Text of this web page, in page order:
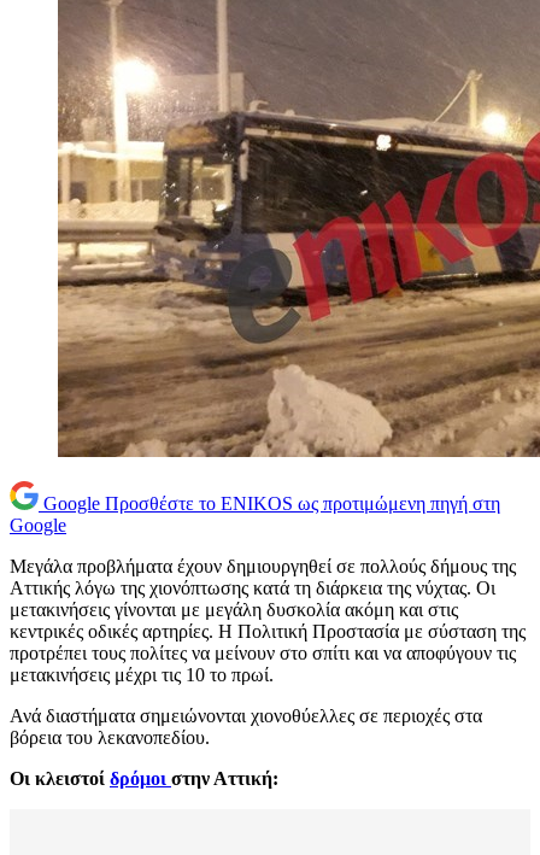
Google Προσθέστε το ENIKOS ως προτιμώμενη πηγή στη
Google
Μεγάλα προβλήματα έχουν δημιουργηθεί σε πολλούς δήμους της
Αττικής λόγω της χιονόπτωσης κατά τη διάρκεια της νύχτας. Οι
μετακινήσεις γίνονται με μεγάλη δυσκολία ακόμη και στις
κεντρικές οδικές αρτηρίες. Η Πολιτική Προστασία με σύσταση της
προτρέπει τους πολίτες να μείνουν στο σπίτι και να αποφύγουν τις
μετακινήσεις μέχρι τις 10 το πρωί.
Ανά διαστήματα σημειώνονται χιονοθύελλες σε περιοχές στα
βόρεια του λεκανοπεδίου.
Οι κλειστοί δρόμοι στην Αττική: